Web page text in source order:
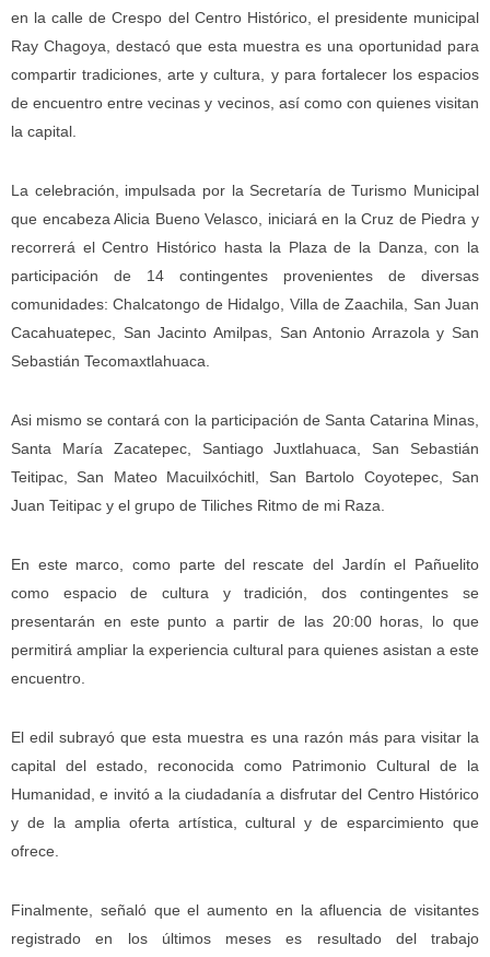
en la calle de Crespo del Centro Histórico, el presidente municipal
Ray Chagoya, destacó que esta muestra es una oportunidad para
compartir tradiciones, arte y cultura, y para fortalecer los espacios
de encuentro entre vecinas y vecinos, así como con quienes visitan
la capital.
La celebración, impulsada por la Secretaría de Turismo Municipal
que encabeza Alicia Bueno Velasco, iniciará en la Cruz de Piedra y
recorrerá el Centro Histórico hasta la Plaza de la Danza, con la
participación de 14 contingentes provenientes de diversas
comunidades: Chalcatongo de Hidalgo, Villa de Zaachila, San Juan
Cacahuatepec, San Jacinto Amilpas, San Antonio Arrazola y San
Sebastián Tecomaxtlahuaca.
Asi mismo se contará con la participación de Santa Catarina Minas,
Santa María Zacatepec, Santiago Juxtlahuaca, San Sebastián
Teitipac, San Mateo Macuilxóchitl, San Bartolo Coyotepec, San
Juan Teitipac y el grupo de Tiliches Ritmo de mi Raza.
En este marco, como parte del rescate del Jardín el Pañuelito
como espacio de cultura y tradición, dos contingentes se
presentarán en este punto a partir de las 20:00 horas, lo que
permitirá ampliar la experiencia cultural para quienes asistan a este
encuentro.
El edil subrayó que esta muestra es una razón más para visitar la
capital del estado, reconocida como Patrimonio Cultural de la
Humanidad, e invitó a la ciudadanía a disfrutar del Centro Histórico
y de la amplia oferta artística, cultural y de esparcimiento que
ofrece.
Finalmente, señaló que el aumento en la afluencia de visitantes
registrado en los últimos meses es resultado del trabajo